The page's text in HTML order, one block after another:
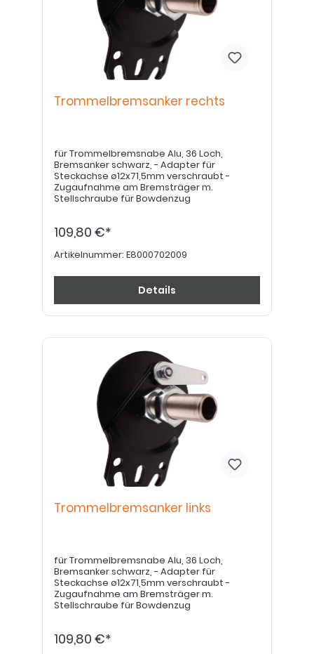
Trommelbremsanker rechts
für Trommelbremsnabe Alu, 36 Loch,
Bremsanker schwarz, - Adapter für
Steckachse ø12x71,5mm verschraubt -
Zugaufnahme am Bremsträger m.
Stellschraube für Bowdenzug
109,80 €*
Artikelnummer: E8000702009
Details
Trommelbremsanker links
für Trommelbremsnabe Alu, 36 Loch,
Bremsanker schwarz, - Adapter für
Steckachse ø12x71,5mm verschraubt -
Zugaufnahme am Bremsträger m.
Stellschraube für Bowdenzug
109,80 €*